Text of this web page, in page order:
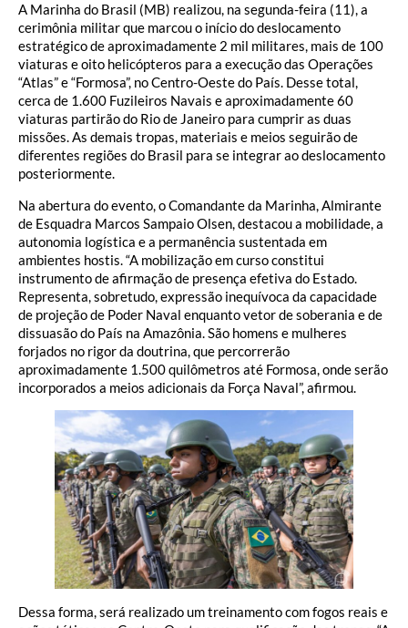
A Marinha do Brasil (MB) realizou, na segunda-feira (11), a
cerimônia militar que marcou o início do deslocamento
estratégico de aproximadamente 2 mil militares, mais de 100
viaturas e oito helicópteros para a execução das Operações
“Atlas” e “Formosa”, no Centro-Oeste do País. Desse total,
cerca de 1.600 Fuzileiros Navais e aproximadamente 60
viaturas partirão do Rio de Janeiro para cumprir as duas
missões. As demais tropas, materiais e meios seguirão de
diferentes regiões do Brasil para se integrar ao deslocamento
posteriormente.
Na abertura do evento, o Comandante da Marinha, Almirante
de Esquadra Marcos Sampaio Olsen, destacou a mobilidade, a
autonomia logística e a permanência sustentada em
ambientes hostis. “A mobilização em curso constitui
instrumento de afirmação de presença efetiva do Estado.
Representa, sobretudo, expressão inequívoca da capacidade
de projeção de Poder Naval enquanto vetor de soberania e de
dissuasão do País na Amazônia. São homens e mulheres
forjados no rigor da doutrina, que percorrerão
aproximadamente 1.500 quilômetros até Formosa, onde serão
incorporados a meios adicionais da Força Naval”, afirmou.
Dessa forma, será realizado um treinamento com fogos reais e